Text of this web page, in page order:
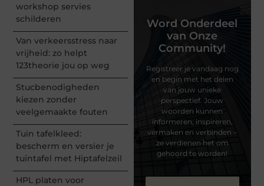
workshop servies
schilderen
Van verkeersstress naar
vrijheid: zo helpt
123theorie jou op weg
Stucbenodigheden
kiezen zonder
veelgemaakte fouten
Tuin tafelkleed:
bescherm en versier je
tuintafel met Hiptafelzeil
HPL platen voor
Word Onderdeel
van Onze
Community!
Registreer je vandaag nog
en begin met het delen
van jouw unieke
perspectief. Jouw
woorden kunnen
informeren, inspireren,
vermaken en verbinden –
ze verdienen het om
gehoord te worden!